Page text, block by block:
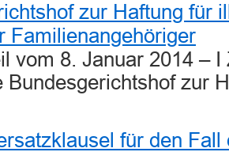
zur Haftung für
Familienangehöriger
vom 8. Januar 2014 – I
Bundesgerichtshof zur
für den Fall